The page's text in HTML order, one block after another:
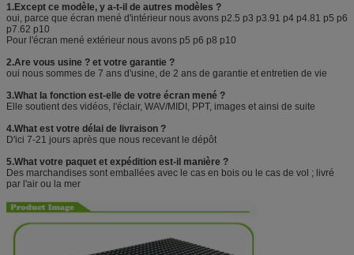
1.Except ce modèle, y a-t-il de autres modèles ?
oui, parce que écran mené d'intérieur nous avons p2.5 p3 p3.91 p4 p4.81 p5 p6
p7.62 p10
Pour l'écran mené extérieur nous avons p5 p6 p8 p10
2.Are vous usine ? et votre garantie ?
oui nous sommes de 7 ans d'usine, de 2 ans de garantie et entretien de vie
3.What la fonction est-elle de votre écran mené ?
Elle soutient des vidéos, l'éclair, WAV/MIDI, PPT, images et ainsi de suite
4.What est votre délai de livraison ?
D'ici 7-21 jours après que nous recevant le dépôt
5.What votre paquet et expédition est-il manière ?
Des marchandises sont emballées avec le cas en bois ou le cas de vol ; livré
par l'air ou la mer